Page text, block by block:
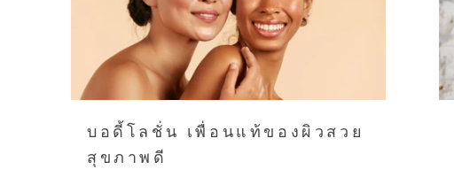
บอดี้โลชั่น เพื่อนแท้ของผิวสวย
สุขภาพดี